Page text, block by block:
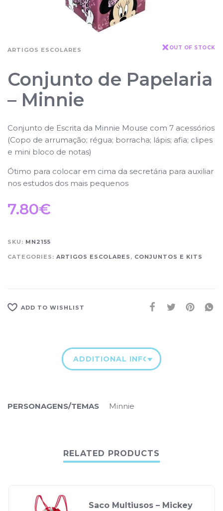
ARTIGOS ESCOLARES OUT OF STOCK
Conjunto de Papelaria
– Minnie
Conjunto de Escrita da Minnie Mouse com 7 acessórios
(Copo de arrumação; régua; borracha; lápis; afia; clipes
e mini bloco de notas)
Ótimo para colocar em cima da secretária para auxiliar
nos estudos dos mais pequenos
7.80€
SKU: MN2155
CATEGORIES: ARTIGOS ESCOLARES , CONJUNTOS E KITS
ADD TO WISHLIST
ADDITIONAL INFORMATION
PERSONAGENS/TEMAS Minnie
RELATED PRODUCTS
Saco Multiusos – Mickey